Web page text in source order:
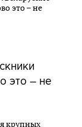
это – не